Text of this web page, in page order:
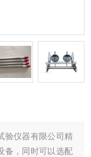
验仪器有限公司精
备，同时可以选配